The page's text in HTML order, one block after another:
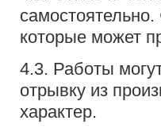
которые может
4.3. Работы
отрывку из
характер.